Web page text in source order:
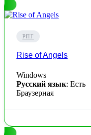
РПГ
Rise of Angels
Windows
Русский язык: Есть
Браузерная